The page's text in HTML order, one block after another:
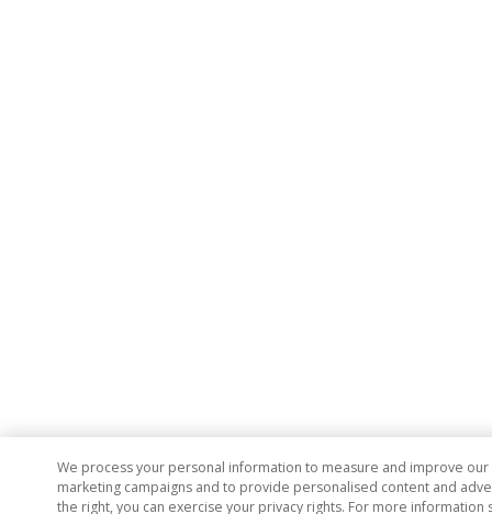
We process your personal information to measure and improve our
marketing campaigns and to provide personalised content and
the right, you can exercise your privacy rights. For more information